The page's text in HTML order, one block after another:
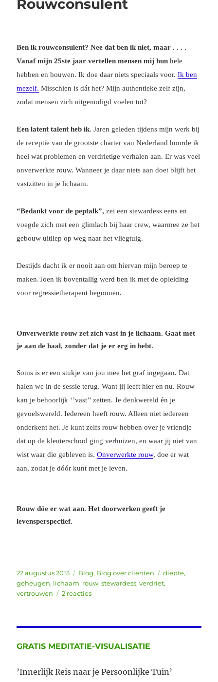
het
Rouwconsulent
Ben ik rouwconsulent? Nee dat ben ik niet, maar . . . .
Vanaf mijn 25ste jaar vertellen mensen mij hun hele
hebben en houwen. Ik doe daar niets speciaals voor.Ik ben
mezelf. Misschien is dát het? Mijn authentieke zelf zijn,
zodat mensen zich uitgenodigd voelen tot?
Een latent talent heb ik. Jaren geleden tijdens mijn werk bij
de receptie van de grootste charter van Nederland hoorde ik
heel wat problemen en verdrietige verhalen aan. Er was veel
onverwerkte rouw. Wanneer je daar niets aan doet blijft het
vastzitten in je lichaam.
“Bedankt voor de peptalk”, zei een stewardess eens en
voegde zich met een glimlach bij haar crew, waarmee ze het
gebouw uitliep op weg naar het vliegtuig.
Destijds dacht ik er nooit aan om hiervan mijn beroep te
maken.Toen ik boventallig werd ben ik met de opleiding
voor regressietherapeut begonnen.
Onverwerkte rouw zet zich vast in je lichaam. Gaat met
je aan de haal, zonder dat je er erg in hebt.
Soms is er een stukje van jou mee het graf ingegaan. Dat
halen we in de sessie terug. Want jij leeft hier en nu. Rouw
kan je behoorlijk ‘’vast’’ zetten. Je denkwereld én je
gevoelswereld. Iedereen heeft rouw. Alleen niet iedereen
onderkent het. Je kunt zelfs rouw hebben over je vriendje
dat op de kleuterschool ging verhuizen, en waar jij niet van
wist waar die gebleven is.Onverwerkte rouw, doe er wat
aan, zodat je dóór kunt met je leven.
Rouw dóe er wat aan. Het doorwerken geeft je
levensperspectief.
Geplaatst
op
22 augustus 2013 Categorieën
Blog, Blog over cliënten Tags
diepte,
geheugen, lichaam, rouw,stewardess,verdriet,
vertrouwen
2 reactiesop
GRATIS MEDITATIE-VISUALISATIE
’Innerlijk Reis naar je Persoonlijke Tuin’